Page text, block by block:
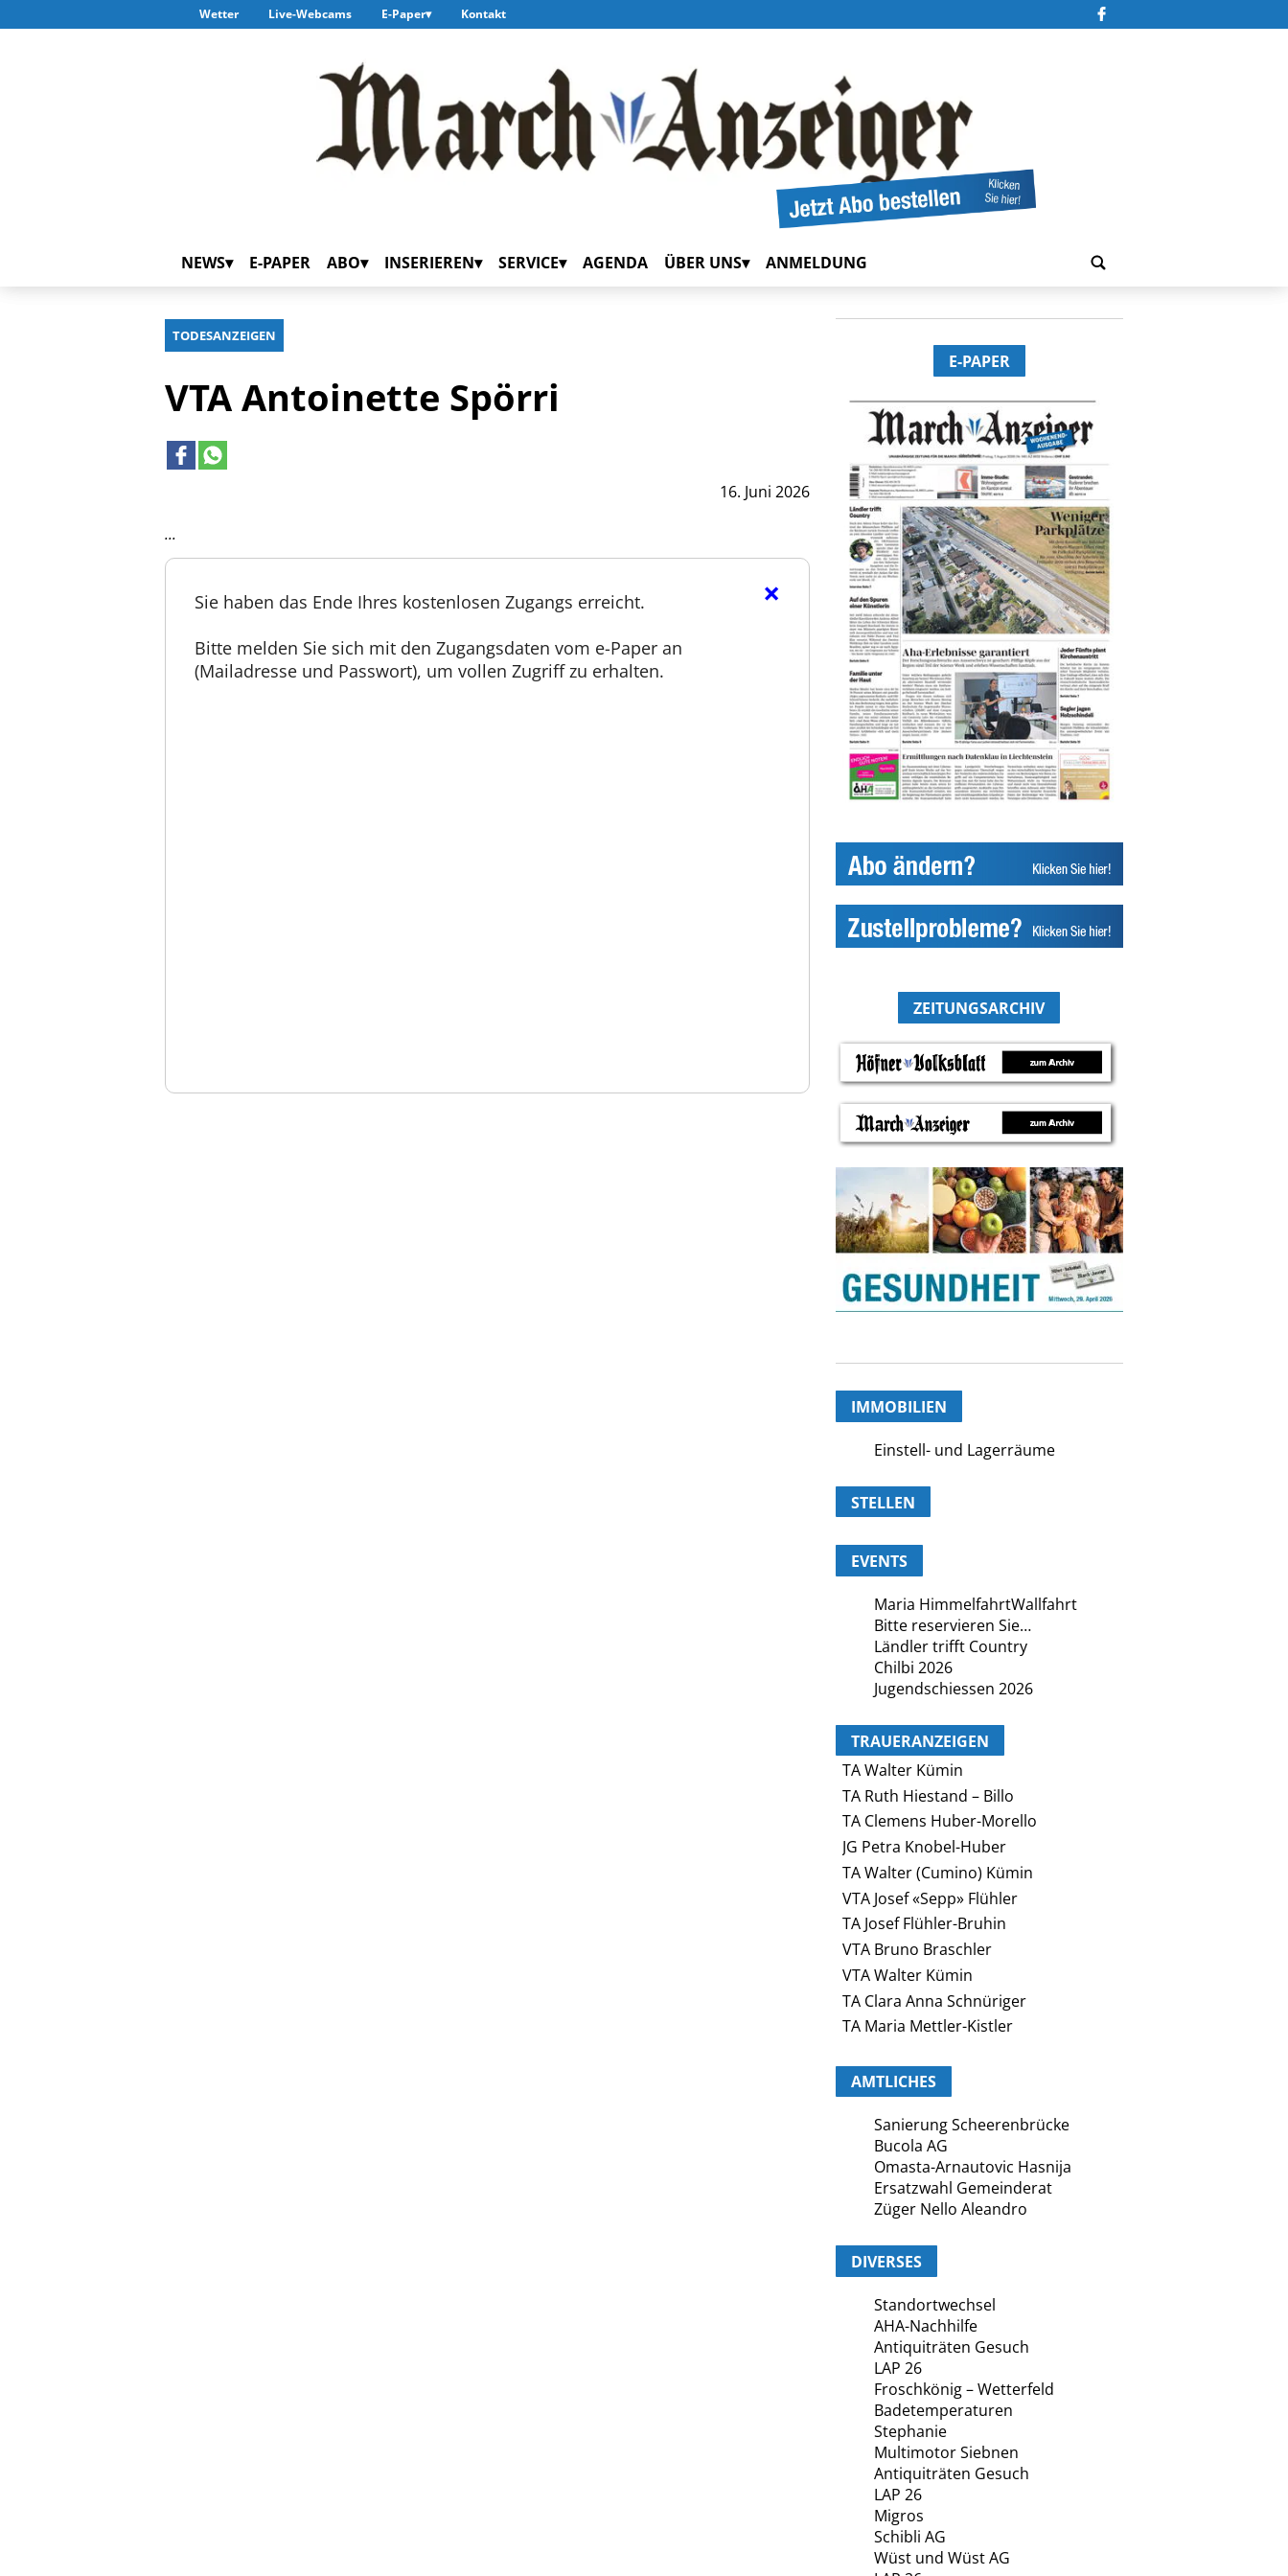
Wetter Live-Webcams E-Paper Kontakt
NEWS E-PAPER ABO INSERIEREN SERVICE AGENDA ÜBER UNS ANMELDUNG
TODESANZEIGEN
16. Juni 2026
VTA Antoinette Spörri
...
×
Sie haben das Ende Ihres kostenlosen Zugangs erreicht.
Bitte melden Sie sich mit den Zugangsdaten vom e-Paper an
(Mailadresse und Passwort), um vollen Zugriff zu erhalten.
E-PAPER
ZEITUNGSARCHIV
IMMOBILIEN
Einstell- und Lagerräume
STELLEN
EVENTS
Maria HimmelfahrtWallfahrt
Bitte reservieren Sie…
Ländler trifft Country
Chilbi 2026
Jugendschiessen 2026
TRAUERANZEIGEN
TA Walter Kümin
TA Ruth Hiestand – Billo
TA Clemens Huber-Morello
JG Petra Knobel-Huber
TA Walter (Cumino) Kümin
VTA Josef «Sepp» Flühler
TA Josef Flühler-Bruhin
VTA Bruno Braschler
VTA Walter Kümin
TA Clara Anna Schnüriger
TA Maria Mettler-Kistler
AMTLICHES
Sanierung Scheerenbrücke
Bucola AG
Omasta-Arnautovic Hasnija
Ersatzwahl Gemeinderat
Züger Nello Aleandro
DIVERSES
Standortwechsel
AHA-Nachhilfe
Antiquiträten Gesuch
LAP 26
Froschkönig – Wetterfeld
Badetemperaturen
Stephanie
Multimotor Siebnen
Antiquiträten Gesuch
LAP 26
Migros
Schibli AG
Wüst und Wüst AG